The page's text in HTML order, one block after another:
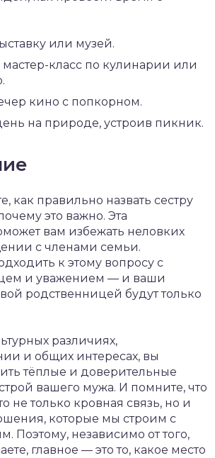
или музей.
мастер-класс по кулинарии или
кино с попкорном.
на природе, устроив пикник.
как правильно назвать сестру
это важно. Эта
вам избежать неловких
с членами семьи.
к этому вопросу с
и уважением — и ваши
родственницей будут только
различиях,
и общих интересах, вы
тёплые и доверительные
вашего мужа. И помните, что
не только кровная связь, но и
которые мы строим с
Поэтому, независимо от того,
главное — это то, какое место